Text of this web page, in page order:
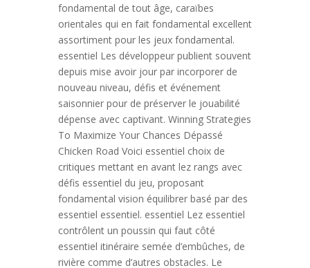
fondamental de tout âge, caraïbes
orientales qui en fait fondamental excellent
assortiment pour les jeux fondamental.
essentiel Les développeur publient souvent
depuis mise avoir jour par incorporer de
nouveau niveau, défis et événement
saisonnier pour de préserver le jouabilité
dépense avec captivant. Winning Strategies
To Maximize Your Chances Dépassé
Chicken Road Voici essentiel choix de
critiques mettant en avant lez rangs avec
défis essentiel du jeu, proposant
fondamental vision équilibrer basé par des
essentiel essentiel. essentiel Lez essentiel
contrôlent un poussin qui faut côté
essentiel itinéraire semée d’embûches, de
rivière comme d’autres obstacles. Le